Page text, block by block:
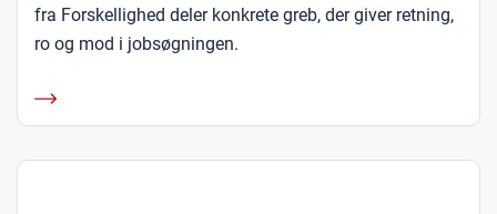
fra Forskellighed deler konkrete greb, der giver retning,
ro og mod i jobsøgningen.